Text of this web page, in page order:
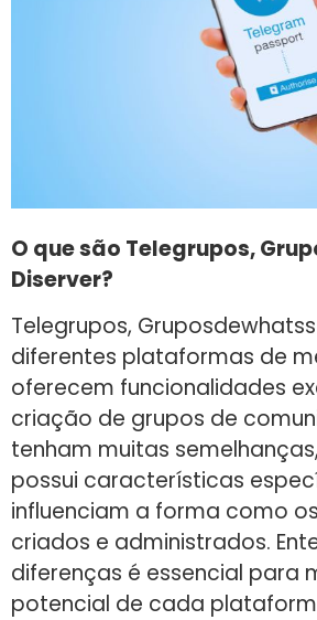
O que são Telegrupos,
Diserver?
Telegrupos,
diferentes plataformas de
oferecem funcionalidades
criação de grupos de
tenham muitas
possui características
influenciam a forma como
criados e administrados.
diferenças é essencial para
potencial de cada